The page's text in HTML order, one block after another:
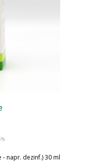
napr. dezinf.) 30 ml